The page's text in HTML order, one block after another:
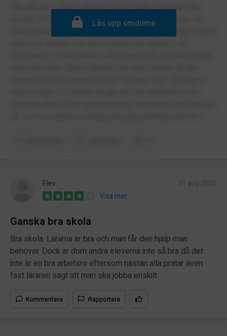
Har gått här i några månader nu och gillar verkligen inte
skolan. Vissa lärare är bra men vissa är inte bra alls. De
flesta eleverna är otrevliga och det går runt onödigt mycket
Lås upp omdöme
Elev
Visa mer
Ganska bra skola
Bra skola. Lärarna är bra och man får den hjälp man
behöver. Dock är dom andra eleverna inte så bra då det
inte är en bra arbetsro eftersom nästan alla pratar även
fast läraren sagt att man ska jobba enskilt.
Kommentera Rapportera